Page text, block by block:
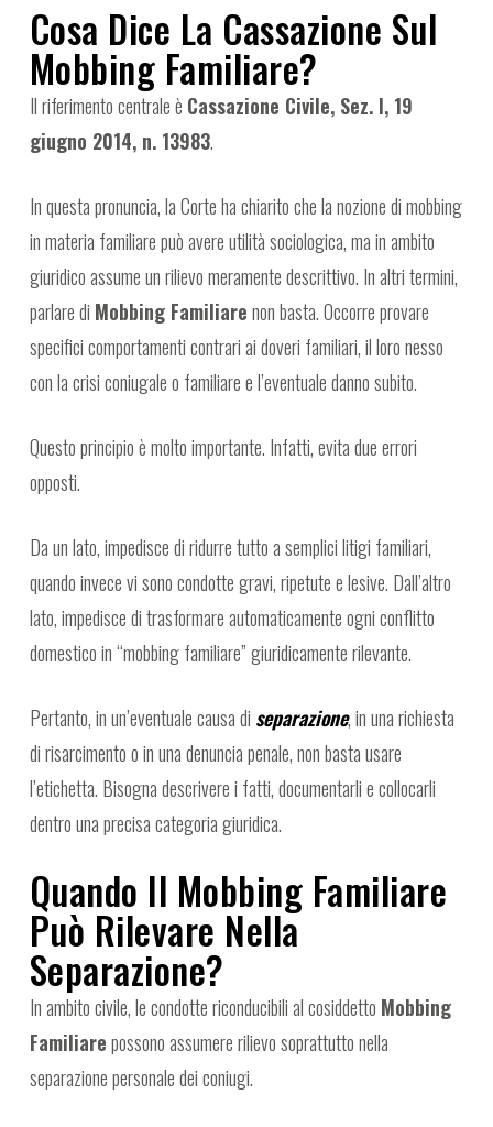
Cosa Dice La Cassazione Sul
Mobbing Familiare?
Il riferimento centrale è Cassazione Civile, Sez. I, 19
giugno 2014, n. 13983.
In questa pronuncia, la Corte ha chiarito che la nozione di mobbing
in materia familiare può avere utilità sociologica, ma in ambito
giuridico assume un rilievo meramente descrittivo. In altri termini,
parlare di Mobbing Familiarenon basta. Occorre provare
specifici comportamenti contrari ai doveri familiari, il loro nesso
con la crisi coniugale o familiare e l’eventuale danno subito.
Questo principio è molto importante. Infatti, evita due errori
opposti.
Da un lato, impedisce di ridurre tutto a semplici litigi familiari,
quando invece vi sono condotte gravi, ripetute e lesive. Dall’altro
lato, impedisce di trasformare automaticamente ogni conflitto
domestico in “mobbing familiare” giuridicamente rilevante.
Pertanto, in un’eventuale causa di separazione, in una richiesta
di risarcimento o in una denuncia penale, non basta usare
l’etichetta. Bisogna descrivere i fatti, documentarli e collocarli
dentro una precisa categoria giuridica.
Quando Il Mobbing Familiare
Può Rilevare Nella
Separazione?
In ambito civile, le condotte riconducibili al cosiddetto Mobbing
Familiarepossono assumere rilievo soprattutto nella
separazione personale dei coniugi.